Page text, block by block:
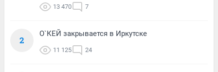
13 470 7
2
О`КЕЙ закрывается в Иркутске
11 125 24